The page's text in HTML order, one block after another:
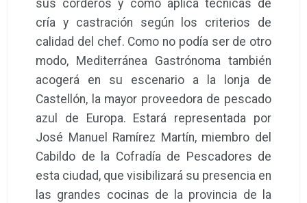
sus corderos y cómo aplica técnicas de
cría y castración según los criterios de
calidad del chef. Como no podía ser de otro
modo, Mediterránea Gastrónoma también
acogerá en su escenario a la lonja de
Castellón, la mayor proveedora de pescado
azul de Europa. Estará representada por
José Manuel Ramírez Martín, miembro del
Cabildo de la Cofradía de Pescadores de
esta ciudad, que visibilizará su presencia en
las grandes cocinas de la provincia de la